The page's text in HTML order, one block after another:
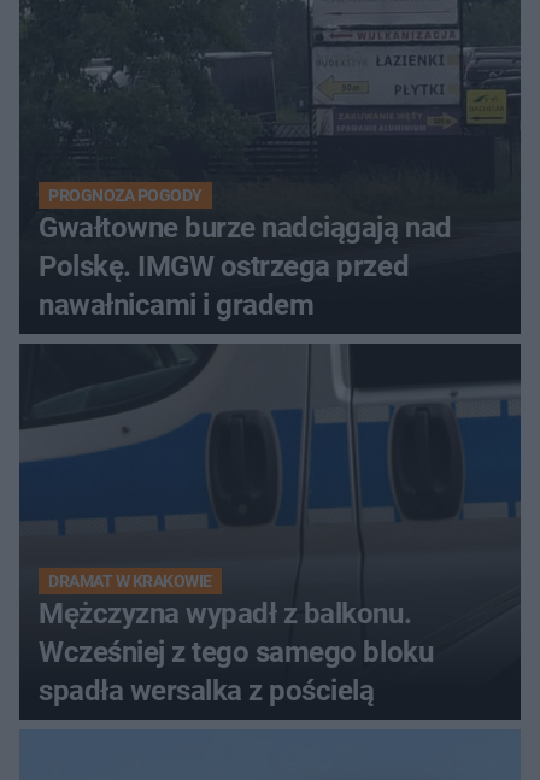
PROGNOZA POGODY
Gwałtowne burze nadciągają nad
Polskę. IMGW ostrzega przed
nawałnicami i gradem
DRAMAT W KRAKOWIE
Mężczyzna wypadł z balkonu.
Wcześniej z tego samego bloku
spadła wersalka z pościelą